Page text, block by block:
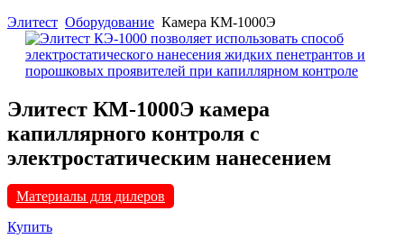
Элитест Оборудование Камера КМ-1000Э
Элитест КМ-1000Э камера
капиллярного контроля с
электростатическим нанесением
Материалы для дилеров
Купить